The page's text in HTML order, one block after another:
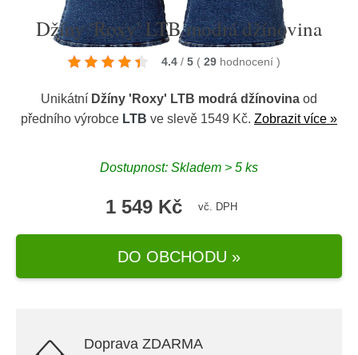
Džíny 'Roxy' LTB modrá džínovina
4.4 / 5 ( 29 hodnocení )
Unikátní Džíny 'Roxy' LTB modrá džínovina od
předního výrobce LTB ve slevě 1549 Kč. Zobrazit více »
Dostupnost: Skladem > 5 ks
1 549 Kč vč. DPH
DO OBCHODU »
Doprava ZDARMA